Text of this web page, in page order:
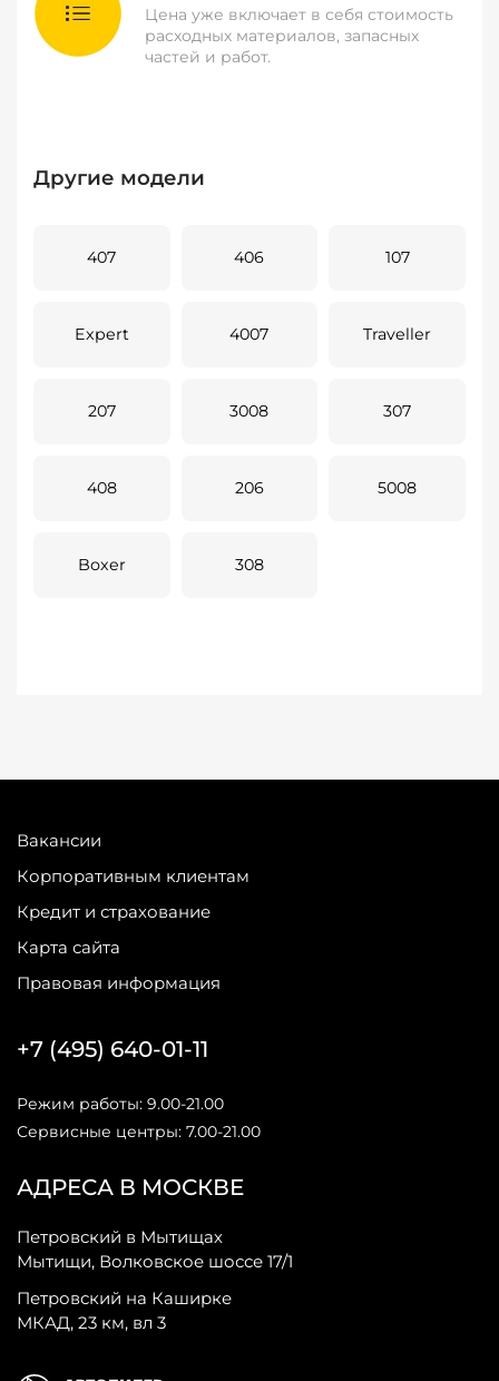
Цена уже включает в себя стоимость
расходных материалов, запасных
частей и работ.
Другие модели
407 406 107
Expert 4007 Traveller
207 3008 307
408 206 5008
Boxer 308
Вакансии
Корпоративным клиентам
Кредит и страхование
Карта сайта
Правовая информация
АДРЕСА В МОСКВЕ
Петровский в Мытищах
Мытищи, Волковское шоссе 17/1
Петровский на Каширке
МКАД, 23 км, вл 3
+7 (495) 640-01-11
Режим работы: 9.00-21.00
Сервисные центры: 7.00-21.00